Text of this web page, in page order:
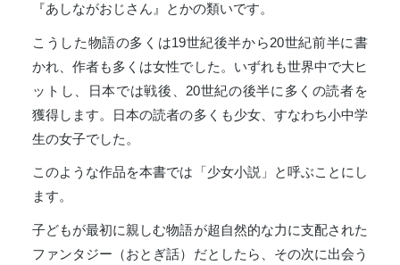
『あしながおじさん』とかの類いです。
こうした物語の多くは19世紀後半から20世紀前半に書
かれ、作者も多くは女性でした。いずれも世界中で大ヒ
ットし、日本では戦後、20世紀の後半に多くの読者を
獲得します。日本の読者の多くも少女、すなわち小中学
生の女子でした。
このような作品を本書では「少女小説」と呼ぶことにし
ます。
子どもが最初に親しむ物語が超自然的な力に支配された
ファンタジー（おとぎ話）だとしたら、その次に出会う